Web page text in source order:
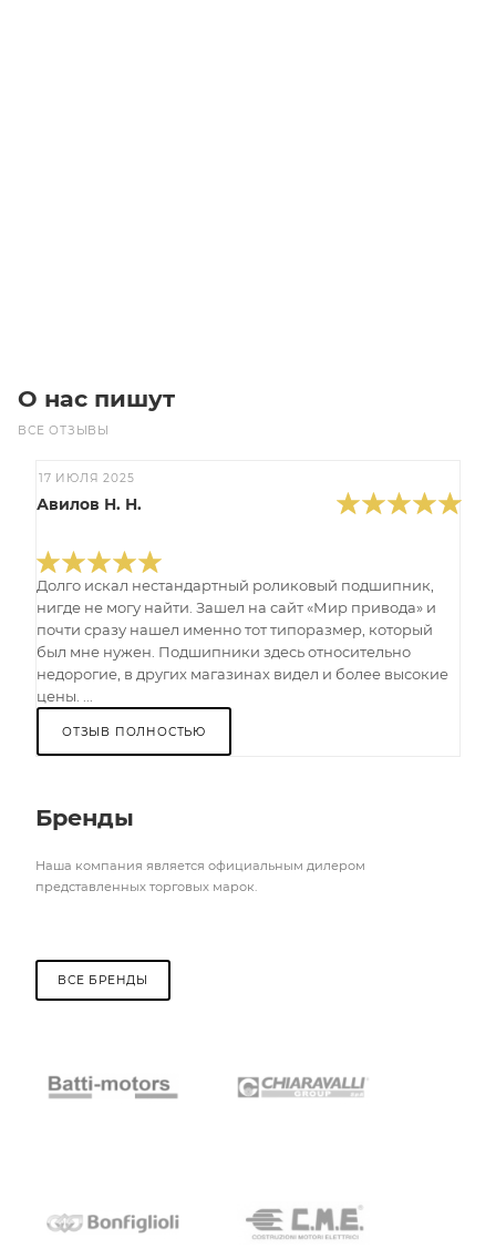
О нас пишут
ВСЕ ОТЗЫВЫ
17 ИЮЛЯ 2025
Авилов Н. Н.
Долго искал нестандартный роликовый подшипник,
нигде не могу найти. Зашел на сайт «Мир привода» и
почти сразу нашел именно тот типоразмер, который
был мне нужен. Подшипники здесь относительно
недорогие, в других магазинах видел и более высокие
цены. ...
ОТЗЫВ ПОЛНОСТЬЮ
Бренды
Наша компания является официальным дилером
представленных торговых марок.
ВСЕ БРЕНДЫ